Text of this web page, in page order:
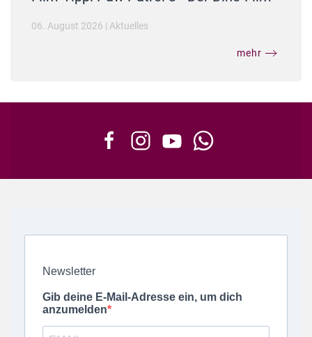
06. August 2026 | Aktuelles
mehr